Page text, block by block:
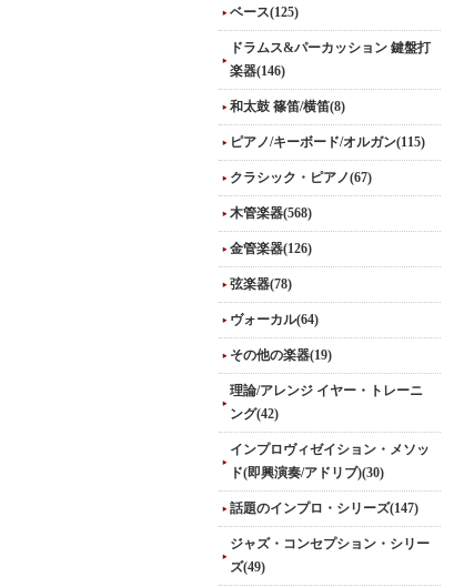
ベース(125)
ドラムス&パーカッション 鍵盤打
楽器(146)
和太鼓 篠笛/横笛(8)
ピアノ/キーボード/オルガン(115)
クラシック・ピアノ(67)
木管楽器(568)
金管楽器(126)
弦楽器(78)
ヴォーカル(64)
その他の楽器(19)
理論/アレンジ イヤー・トレーニ
ング(42)
インプロヴィゼイション・メソッ
ド(即興演奏/アドリブ)(30)
話題のインプロ・シリーズ(147)
ジャズ・コンセプション・シリー
ズ(49)